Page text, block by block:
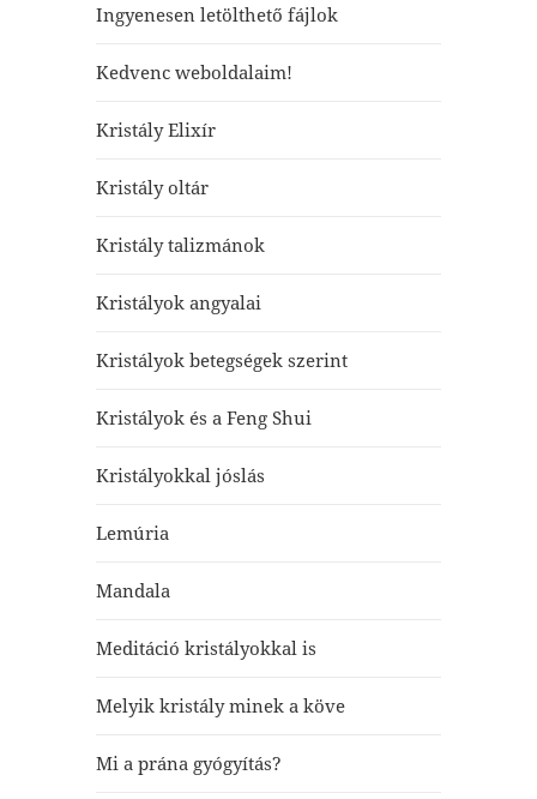
Ingyenesen letölthető fájlok
Kedvenc weboldalaim!
Kristály Elixír
Kristály oltár
Kristály talizmánok
Kristályok angyalai
Kristályok betegségek szerint
Kristályok és a Feng Shui
Kristályokkal jóslás
Lemúria
Mandala
Meditáció kristályokkal is
Melyik kristály minek a köve
Mi a prána gyógyítás?